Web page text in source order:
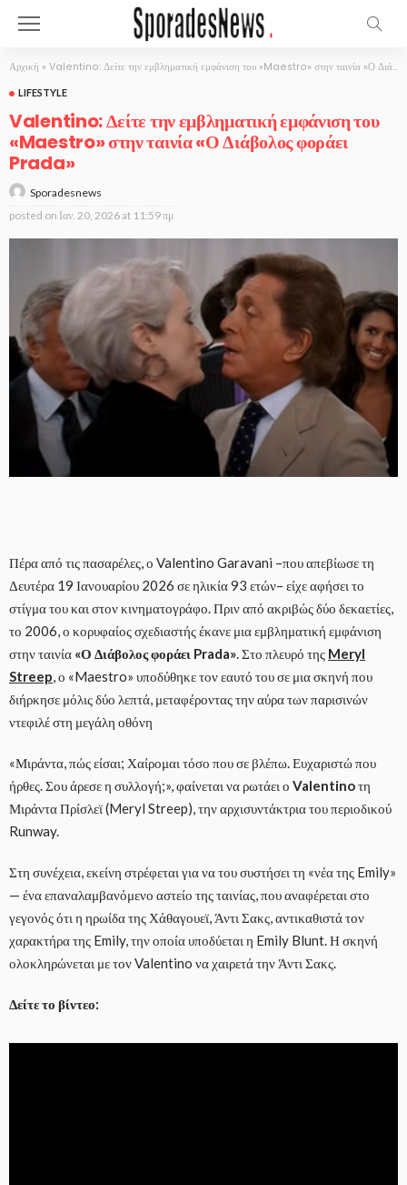
Αρχική » Valentino: Δείτε την εμβληματική εμφάνιση του «Maestro» στην ταινία «Ο Διάβολος φοράει Prada»
LIFESTYLE
Valentino: Δείτε την εμβληματική εμφάνιση του
«Maestro» στην ταινία «Ο Διάβολος φοράει
Prada»
Sporadesnews
posted on Ιαν. 20, 2026 at 11:59 πμ
Πέρα από τις πασαρέλες, ο Valentino Garavani –που απεβίωσε τη
Δευτέρα 19 Ιανουαρίου 2026 σε ηλικία 93 ετών– είχε αφήσει το
στίγμα του και στον κινηματογράφο. Πριν από ακριβώς δύο δεκαετίες,
το 2006, ο κορυφαίος σχεδιαστής έκανε μια εμβληματική εμφάνιση
στην ταινία «Ο Διάβολος φοράει Prada». Στο πλευρό της Meryl
Streep, ο «Maestro» υποδύθηκε τον εαυτό του σε μια σκηνή που
διήρκησε μόλις δύο λεπτά, μεταφέροντας την αύρα των παρισινών
ντεφιλέ στη μεγάλη οθόνη
«Μιράντα, πώς είσαι; Χαίρομαι τόσο που σε βλέπω. Ευχαριστώ που
ήρθες. Σου άρεσε η συλλογή;», φαίνεται να ρωτάει ο Valentinoτη
Μιράντα Πρίσλεϊ (Meryl Streep), την αρχισυντάκτρια του περιοδικού
Runway.
Στη συνέχεια, εκείνη στρέφεται για να του συστήσει τη «νέα της Emily»
— ένα επαναλαμβανόμενο αστείο της ταινίας, που αναφέρεται στο
γεγονός ότι η ηρωίδα της Χάθαγουεϊ, Άντι Σακς, αντικαθιστά τον
χαρακτήρα της Emily, την οποία υποδύεται η Emily Blunt. Η σκηνή
ολοκληρώνεται με τον Valentino να χαιρετά την Άντι Σακς.
Δείτε το βίντεο: